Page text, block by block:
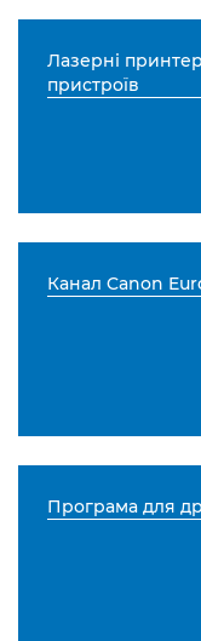
Лазерні
пристроїв
Канал Canon
Програма для